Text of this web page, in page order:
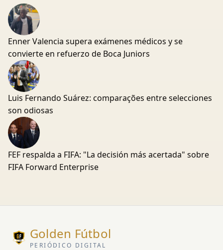
Enner Valencia supera exámenes médicos y se
convierte en refuerzo de Boca Juniors
Luis Fernando Suárez: comparações entre selecciones
son odiosas
FEF respalda a FIFA: "La decisión más acertada" sobre
FIFA Forward Enterprise
Golden Fútbol
PERIÓDICO DIGITAL